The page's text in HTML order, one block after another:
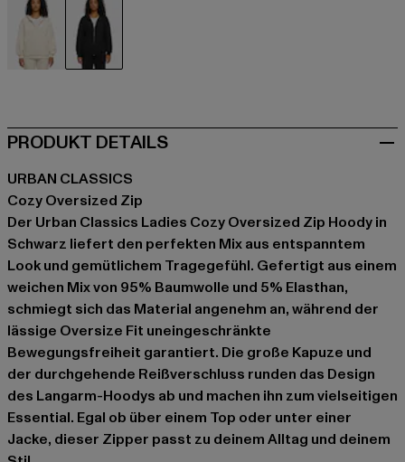
PRODUKT DETAILS
URBAN CLASSICS
Cozy Oversized Zip
Der Urban Classics Ladies Cozy Oversized Zip Hoody in
Schwarz liefert den perfekten Mix aus entspanntem
Look und gemütlichem Tragegefühl. Gefertigt aus einem
weichen Mix von 95% Baumwolle und 5% Elasthan,
schmiegt sich das Material angenehm an, während der
lässige Oversize Fit uneingeschränkte
Bewegungsfreiheit garantiert. Die große Kapuze und
der durchgehende Reißverschluss runden das Design
des Langarm-Hoodys ab und machen ihn zum vielseitigen
Essential. Egal ob über einem Top oder unter einer
Jacke, dieser Zipper passt zu deinem Alltag und deinem